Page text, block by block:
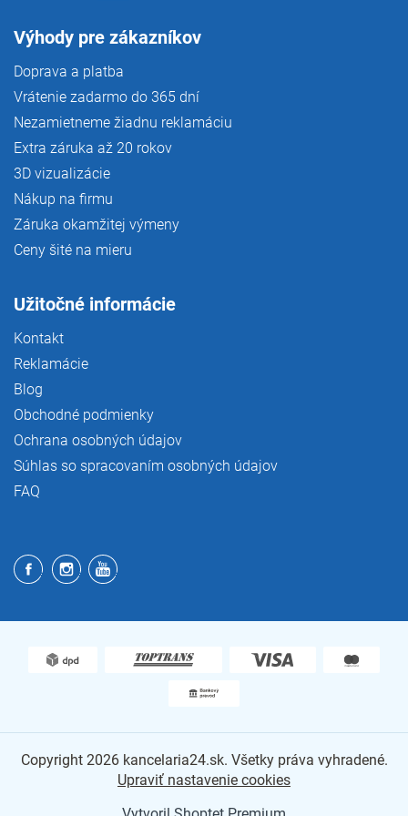
Výhody pre zákazníkov
Doprava a platba
Vrátenie zadarmo do 365 dní
Nezamietneme žiadnu reklamáciu
Extra záruka až 20 rokov
3D vizualizácie
Nákup na firmu
Záruka okamžitej výmeny
Ceny šité na mieru
Užitočné informácie
Kontakt
Reklamácie
Blog
Obchodné podmienky
Ochrana osobných údajov
Súhlas so spracovaním osobných údajov
FAQ
Copyright 2026 kancelaria24.sk. Všetky práva vyhradené.
Upraviť nastavenie cookies